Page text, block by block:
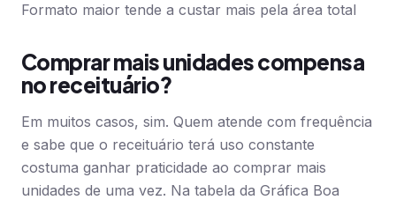
Formato maior tende a custar mais pela área total
Comprar mais unidades compensa
no receituário?
Em muitos casos, sim. Quem atende com frequência
e sabe que o receituário terá uso constante
costuma ganhar praticidade ao comprar mais
unidades de uma vez. Na tabela da Gráfica Boa